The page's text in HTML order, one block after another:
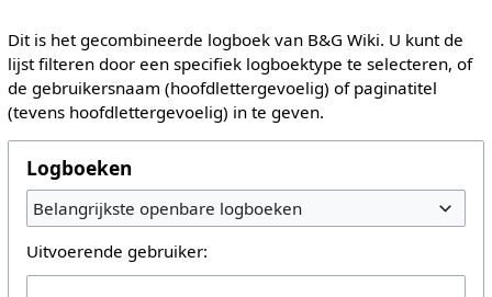
Dit is het gecombineerde logboek van B&G Wiki. U kunt de
lijst filteren door een specifiek logboektype te selecteren, of
de gebruikersnaam (hoofdlettergevoelig) of paginatitel
(tevens hoofdlettergevoelig) in te geven.
Logboeken
Belangrijkste openbare logboeken
Uitvoerende gebruiker: